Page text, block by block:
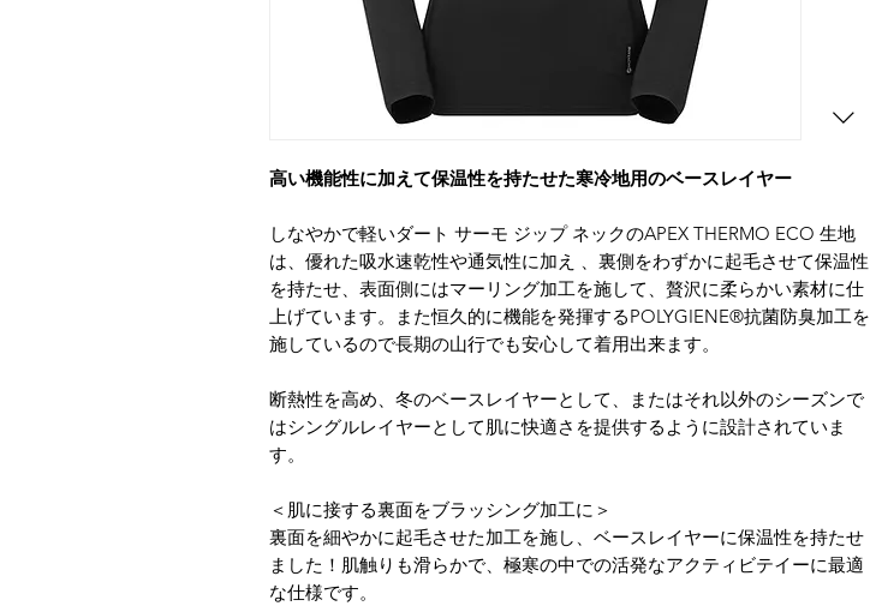
高い機能性に加えて保温性を持たせた寒冷地用のベースレイヤー
しなやかで軽いダート サーモ ジップ ネックのAPEX THERMO ECO 生地
は、優れた吸水速乾性や通気性に加え 、裏側をわずかに起毛させて保温性
を持たせ、表面側にはマーリング加工を施して、贅沢に柔らかい素材に仕
上げています。また恒久的に機能を発揮するPOLYGIENE®抗菌防臭加工を
施しているので長期の山行でも安心して着用出来ます。
断熱性を高め、冬のベースレイヤーとして、またはそれ以外のシーズンで
はシングルレイヤーとして肌に快適さを提供するように設計されていま
す。
＜肌に接する裏面をブラッシング加工に＞
裏面を細やかに起毛させた加工を施し、ベースレイヤーに保温性を持たせ
ました！肌触りも滑らかで、極寒の中での活発なアクティビテイーに最適
な仕様です。